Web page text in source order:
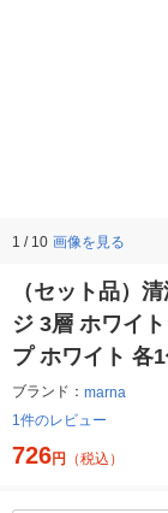
1 / 10 画像を見る
（セット品）
ジ 3層 ホワイ
プ ホワイト 各
ブランド： marna
1件のレビュー
726円 （税込）